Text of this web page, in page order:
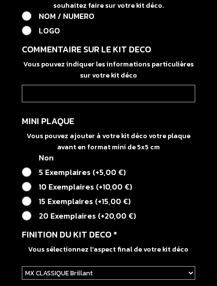
souhaitez faire sur votre kit déco.
NOM / NUMERO
LOGO
COMMENTAIRE SUR LE KIT DECO
Vous pouvez indiquer les informations particulières
sur votre kit déco
MINI PLAQUE
Vous pouvez ajouter à votre kit déco votre plaque
avant en format mini de 5x5 cm
Non
5 Exemplaires (+5,00 €)
10 Exemplaires (+10,00 €)
15 Exemplaires (+15,00 €)
20 Exemplaires (+20,00 €)
FINITION DU KIT DECO*
Vous sélectionnez l'aspect final de votre kit déco